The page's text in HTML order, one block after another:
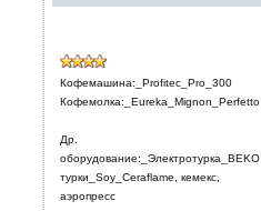
Кофемашина:_Profitec_Pro_300
Кофемолка:_Eureka_Mignon_Perfetto
Др.
оборудование:_Электротурка_BEKO,
турки_Soy_Ceraflame, кемекс,
аэропресс